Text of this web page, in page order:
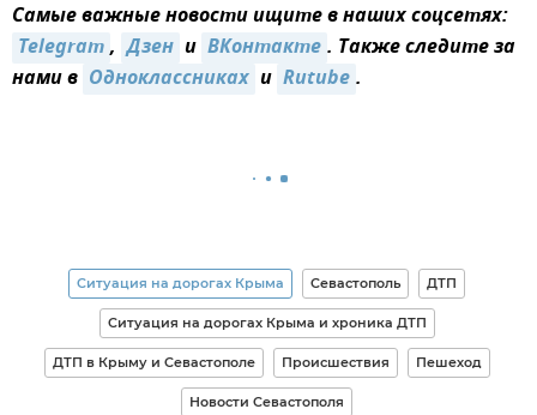
Самые важные новости ищите в наших соцсетях:
Telegram, Дзен и ВКонтакте. Также следите за
нами в Одноклассниках и Rutube.
Ситуация на дорогах Крыма Севастополь ДТП
Ситуация на дорогах Крыма и хроника ДТП
ДТП в Крыму и Севастополе Происшествия Пешеход
Новости Севастополя